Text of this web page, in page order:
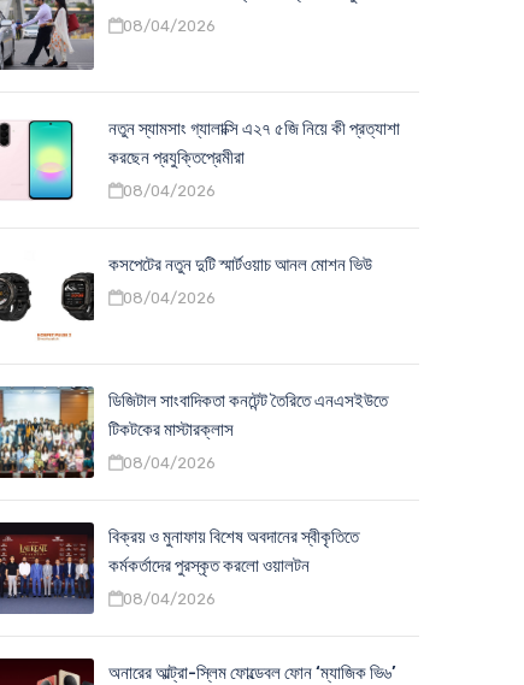
08/04/2026
নতুন স্যামসাং গ্যালাক্সি এ২৭ ৫জি নিয়ে কী প্রত্যাশা
করছেন প্রযুক্তিপ্রেমীরা
08/04/2026
কসপেটের নতুন দুটি স্মার্টওয়াচ আনল মোশন ভিউ
08/04/2026
ডিজিটাল সাংবাদিকতা কনটেন্ট তৈরিতে এনএসইউতে
টিকটকের মাস্টারক্লাস
08/04/2026
বিক্রয় ও মুনাফায় বিশেষ অবদানের স্বীকৃতিতে
কর্মকর্তাদের পুরস্কৃত করলো ওয়ালটন
08/04/2026
অনারের আল্ট্রা-স্লিম ফোল্ডেবল ফোন ‘ম্যাজিক ভি৬’